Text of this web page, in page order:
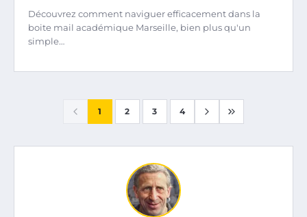
Découvrez comment naviguer efficacement dans la
boite mail académique Marseille, bien plus qu'un
simple…
1 2 3 4